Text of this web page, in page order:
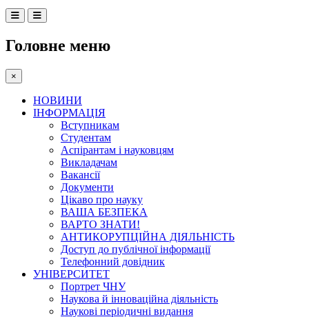
Головне меню
×
НОВИНИ
ІНФОРМАЦІЯ
Вступникам
Студентам
Аспірантам і науковцям
Викладачам
Вакансії
Документи
Цікаво про науку
ВАША БЕЗПЕКА
ВАРТО ЗНАТИ!
АНТИКОРУПЦІЙНА ДІЯЛЬНІСТЬ
Доступ до публічної інформації
Телефонний довідник
УНІВЕРСИТЕТ
Портрет ЧНУ
Наукова й інноваційна діяльність
Наукові періодичні видання